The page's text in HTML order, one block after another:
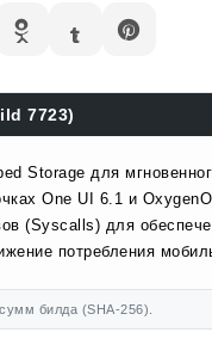
7723)
Storage для
One UI 6.1 и
(Syscalls) для
потребления
билда (SHA-256).